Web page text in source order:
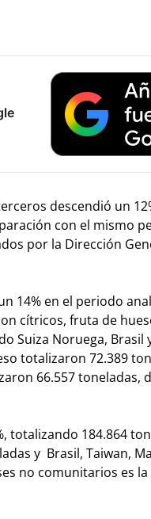
descendió un
con el mismo
por la Dirección
14% en el periodo
cítricos, fruta de
Suiza Noruega, Brasil
totalizaron 72.389
66.557 toneladas,
totalizando 184.864
y Brasil, Taiwan,
no comunitarios es